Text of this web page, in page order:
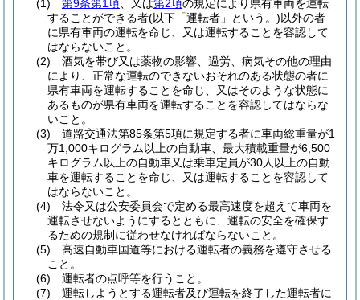
(1)
第9条第1項 、又は第2項の規定により県有車両を運転
することができる者(以下「運転者」という。)以外の者
に県有車両の運転を命じ、又は運転することを容認して
はならないこと。
(2)
酒気を帯び又は薬物の影響、過労、病気その他の理由
により、正常な運転のできないおそれのある状態の者に
県有車両を運転することを命じ、又はそのような状態に
あるものが県有車両を運転することを容認してはならな
いこと。
(3)
道路交通法第85条第5項に規定する者に車両総重量が1
万1,000キログラム以上の自動車、最大積載重量が6,500
キログラム以上の自動車又は乗車定員が30人以上の自動
車を運転することを命じ、又は運転することを容認して
はならないこと。
(4)
法令又は公安委員会で定める最高速度を超えて車両を
運転させないようにするとともに、運転の安全を確保す
るための規制に従わせなければならないこと。
(5)
高速自動車国道等における運転者の義務を遵守させる
こと。
(6)
運転者の点呼等を行うこと。
(7)
運転しようとする運転者及び運転を終了した運転者に